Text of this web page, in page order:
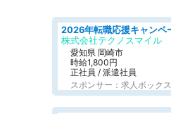
株式会社テクノスマイル
愛知県 岡崎市
時給1,800円
正社員 / 派遣社員
スポンサー：求人ボックス